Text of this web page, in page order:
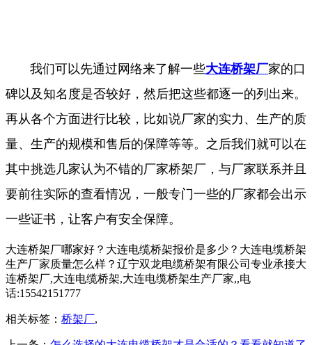
我们可以先通过网络来了解一些大连桥架厂家的口
碑以及知名度是否较好，然后把这些都逐一的列出来。
再从各个方面进行比较，比如说厂家的实力、生产的质
量、生产的规模和售后的保障等等。之后我们就可以在
其中挑选几家认为不错的厂家桥架厂，与厂家联系并且
要前往实际的查看情况，一般专门一些的厂家都会出示
一些证书，让客户有安全保障。
大连桥架厂哪家好？大连电缆桥架报价是多少？大连电缆桥架
生产厂家质量怎么样？辽宁双龙电缆桥架有限公司专业承接大
连桥架厂,大连电缆桥架,大连电缆桥架生产厂家,,电
话:15542151777
相关标签： 桥架厂,